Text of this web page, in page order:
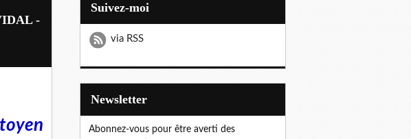
-
Suivez-moi
via RSS
Newsletter
Abonnez-vous pour être averti des